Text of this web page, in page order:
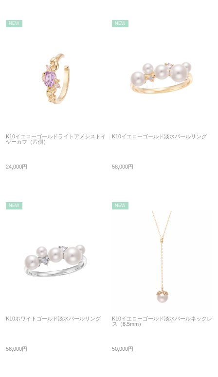
NEW
K10イエローゴールドライトアメシストイ
ヤーカフ（片側）
24,000円
NEW
K10イエローゴールド淡水パールリング
58,000円
NEW
K10ホワイトゴールド淡水パールリング
58,000円
NEW
K10イエローゴールド淡水パールネックレ
ス（8.5mm）
50,000円